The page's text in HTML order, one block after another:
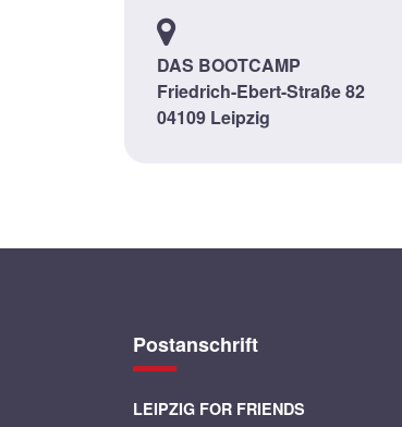
DAS BOOTCAMP
Friedrich-Ebert-Straße 82
04109 Leipzig
Postanschrift
LEIPZIG FOR FRIENDS